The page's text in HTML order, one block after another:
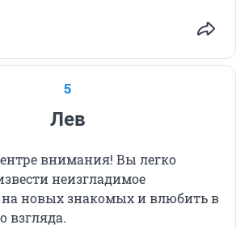
5
Лев
внимания! Вы легко
неизгладимое
на новых знакомых и влюбить в
взгляда.